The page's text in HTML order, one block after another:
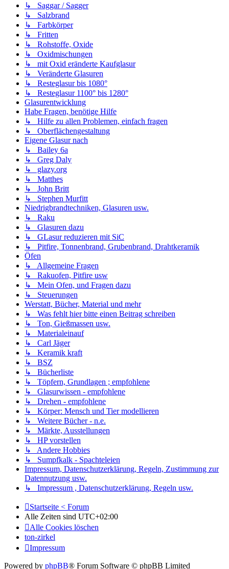
↳ Saggar / Sagger
↳ Salzbrand
↳ Farbkörper
↳ Fritten
↳ Rohstoffe, Oxide
↳ Oxidmischungen
↳ mit Oxid eränderte Kaufglasur
↳ Veränderte Glasuren
↳ Resteglasur bis 1080°
↳ Resteglasur 1100° bis 1280°
Glasurentwicklung
Habe Fragen, benötige Hilfe
↳ Hilfe zu allen Problemen, einfach fragen
↳ Oberflächengestaltung
Eigene Glasur nach
↳ Bailey 6a
↳ Greg Daly
↳ glazy.org
↳ Matthes
↳ John Britt
↳ Stephen Murfitt
Niedrigbrandtechniken, Glasuren usw.
↳ Raku
↳ Glasuren dazu
↳ GLasur reduzieren mit SiC
↳ Pitfire, Tonnenbrand, Grubenbrand, Drahtkeramik
Öfen
↳ Allgemeine Fragen
↳ Rakuofen, Pitfire usw
↳ Mein Ofen, und Fragen dazu
↳ Steuerungen
Werstatt, Bücher, Material und mehr
↳ Was fehlt hier bitte einen Beitrag schreiben
↳ Ton, Gießmassen usw.
↳ Materialeinauf
↳ Carl Jäger
↳ Keramik kraft
↳ BSZ
↳ Bücherliste
↳ Töpfern, Grundlagen ; empfohlene
↳ Glasurwissen - empfohlene
↳ Drehen - empfohlene
↳ Körper: Mensch und Tier modellieren
↳ Weitere Bücher - n.e.
↳ Märkte, Ausstellungen
↳ HP vorstellen
↳ Andere Hobbies
↳ Sumpfkalk - Spachteleien
Impressum, Datenschutzerklärung, Regeln, Zustimmung zur
Datennutzung usw.
↳ Impressum , Datenschutzerklärung, Regeln usw.
Startseite < Forum
Alle Zeiten sind UTC+02:00
Alle Cookies löschen
ton-zirkel
Impressum
Powered by phpBB® Forum Software © phpBB Limited